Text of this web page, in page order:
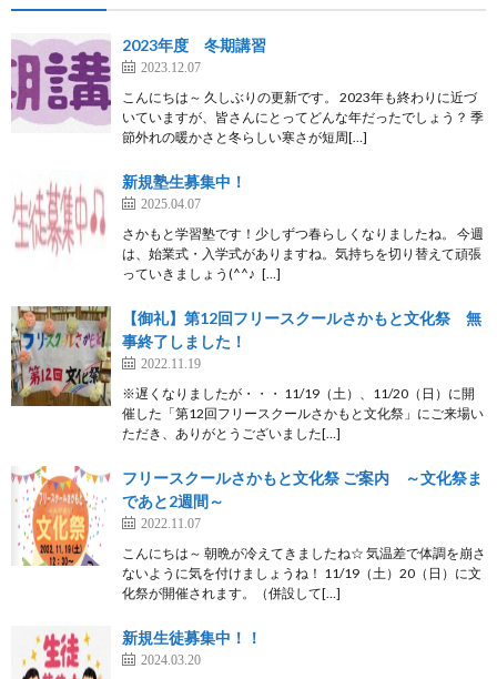
2023年度 冬期講習
2023.12.07
こんにちは～ 久しぶりの更新です。 2023年も終わりに近づ
いていますが、皆さんにとってどんな年だったでしょう？ 季
節外れの暖かさと冬らしい寒さが短周[…]
新規塾生募集中！
2025.04.07
さかもと学習塾です！少しずつ春らしくなりましたね。 今週
は、始業式・入学式がありますね。気持ちを切り替えて頑張
っていきましょう(^^♪ […]
【御礼】第12回フリースクールさかもと文化祭 無
事終了しました！
2022.11.19
※遅くなりましたが・・・ 11/19（土）、11/20（日）に開
催した「第12回フリースクールさかもと文化祭」にご来場い
ただき、ありがとうございました[…]
フリースクールさかもと文化祭 ご案内 ～文化祭ま
であと2週間～
2022.11.07
こんにちは～ 朝晩が冷えてきましたね☆ 気温差で体調を崩さ
ないように気を付けましょうね！ 11/19（土）20（日）に文
化祭が開催されます。（併設して[…]
新規生徒募集中！！
2024.03.20